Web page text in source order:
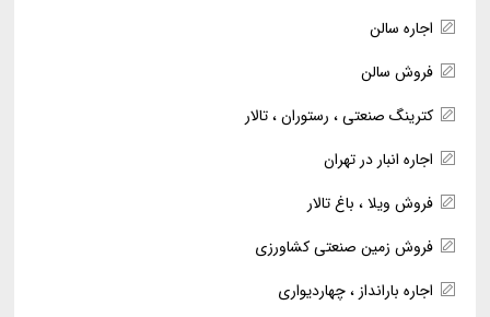
اجاره سالن
فروش سالن
کترینگ صنعتی ، رستوران ، تالار
اجاره انبار در تهران
فروش ویلا ، باغ تالار
فروش زمین صنعتی کشاورزی
اجاره بارانداز ، چهاردیواری